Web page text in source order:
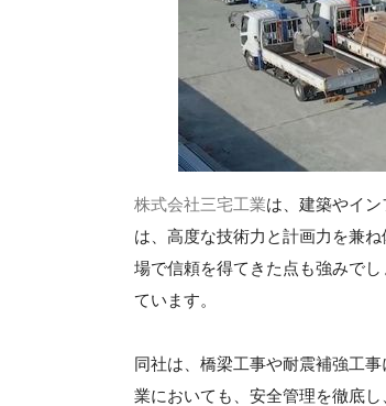
株式会社三宅工業は、建築やイ
は、高度な技術力と計画力を兼
場で信頼を得てきた点も強みで
ています。
同社は、橋梁工事や耐震補強工
業においても、安全管理を徹底